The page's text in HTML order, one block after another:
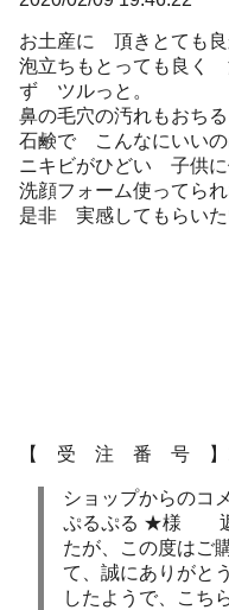
お土産に 頂きとても
泡立ちもとっても良
ず ツルっと。
鼻の毛穴の汚れもおち
石鹸で こんなにいい
ニキビがひどい 子供
洗顔フォーム使ってら
是非 実感してもらいた
【 受 注 番 号 】
ショップからのコ
ぷるぷる ★様 返
たが、この度はご
て、誠にありがと
したようで、こち